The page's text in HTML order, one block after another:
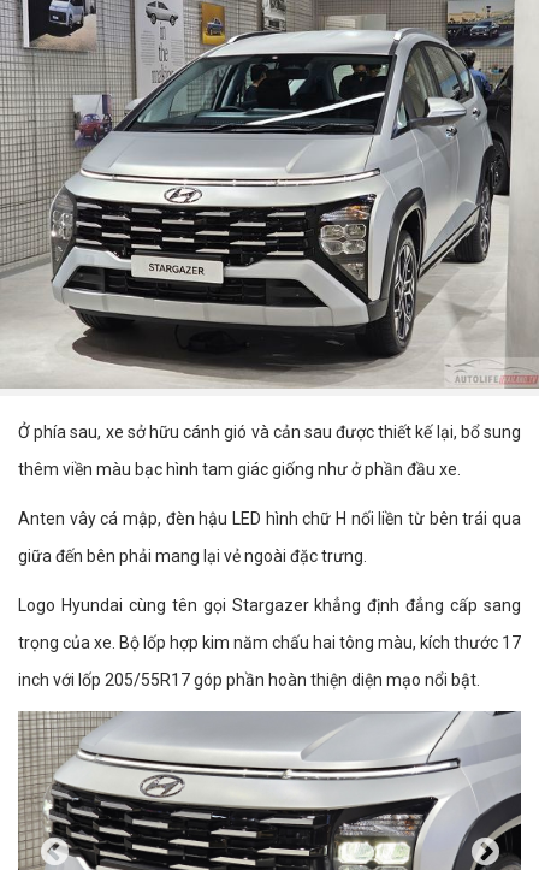
Ở phía sau, xe sở hữu cánh gió và cản sau được thiết kế lại, bổ sung
thêm viền màu bạc hình tam giác giống như ở phần đầu xe.
Anten vây cá mập, đèn hậu LED hình chữ H nối liền từ bên trái qua
giữa đến bên phải mang lại vẻ ngoài đặc trưng.
Logo Hyundai cùng tên gọi Stargazer khẳng định đẳng cấp sang
trọng của xe. Bộ lốp hợp kim năm chấu hai tông màu, kích thước 17
inch với lốp 205/55R17 góp phần hoàn thiện diện mạo nổi bật.